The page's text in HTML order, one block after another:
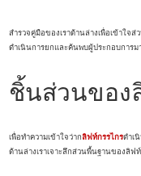
สำรวจคู่มือของเราด้านล่างเพื่อเข้าใจ
ดำเนินการยกและค้นพบผู้ประกอบการ
ชิ้นส่วนของ
เพื่อทำความเข้าใจว่ากลิฟท์กรรไกรดำเ
ด้านล่างเราเจาะลึกส่วนพื้นฐานของลิฟ